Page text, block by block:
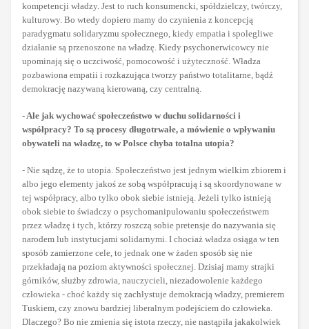
kompetencji władzy. Jest to ruch konsumencki, spółdzielczy, twórczy,
kulturowy. Bo wtedy dopiero mamy do czynienia z koncepcją
paradygmatu solidaryzmu społecznego, kiedy empatia i spolegliwe
działanie są przenoszone na władzę. Kiedy psychonerwicowcy nie
upominają się o uczciwość, pomocowość i użyteczność. Władza
pozbawiona empatii i rozkazująca tworzy państwo totalitarne, bądź
demokrację nazywaną kierowaną, czy centralną.
- Ale jak wychować społeczeństwo w duchu solidarności i
współpracy? To są procesy długotrwałe, a mówienie o wpływaniu
obywateli na władzę, to w Polsce chyba totalna utopia?
- Nie sądzę, że to utopia. Społeczeństwo jest jednym wielkim zbiorem i
albo jego elementy jakoś ze sobą współpracują i są skoordynowane w
tej współpracy, albo tylko obok siebie istnieją. Jeżeli tylko istnieją
obok siebie to świadczy o psychomanipulowaniu społeczeństwem
przez władzę i tych, którzy roszczą sobie pretensje do nazywania się
narodem lub instytucjami solidarnymi. I chociaż władza osiąga w ten
sposób zamierzone cele, to jednak one w żaden sposób się nie
przekładają na poziom aktywności społecznej. Dzisiaj mamy strajki
górników, służby zdrowia, nauczycieli, niezadowolenie każdego
człowieka - choć każdy się zachłystuje demokracją władzy, premierem
Tuskiem, czy znowu bardziej liberalnym podejściem do człowieka.
Dlaczego? Bo nie zmienia się istota rzeczy, nie nastąpiła jakakolwiek